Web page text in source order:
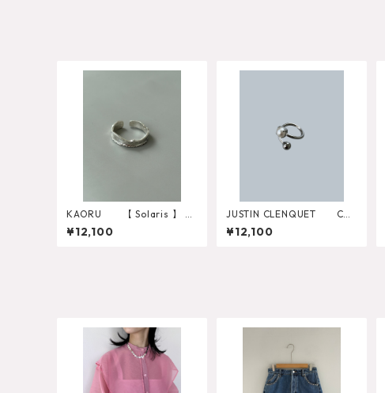
KAORU 【 Solaris 】 ソ
ラリス リングS RSV-826
-S
¥12,100
JUSTIN CLENQUET CO
CO RING 34JC01COC
O
¥12,100